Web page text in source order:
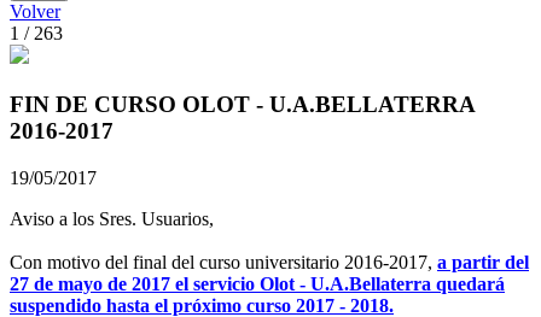
Volver
1 / 263
FIN DE CURSO OLOT - U.A.BELLATERRA
2016-2017
19/05/2017
Aviso a los Sres. Usuarios,
Con motivo del final del curso universitario 2016-2017, a partir del
27 de mayo de 2017 el servicio Olot - U.A.Bellaterra quedará
suspendido hasta el próximo curso 2017 - 2018.